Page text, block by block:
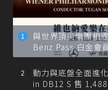
與世界頂尖樂團相
Benz Pass 白金會
也納愛樂
動力與底盤全面進
in DB12 S 售